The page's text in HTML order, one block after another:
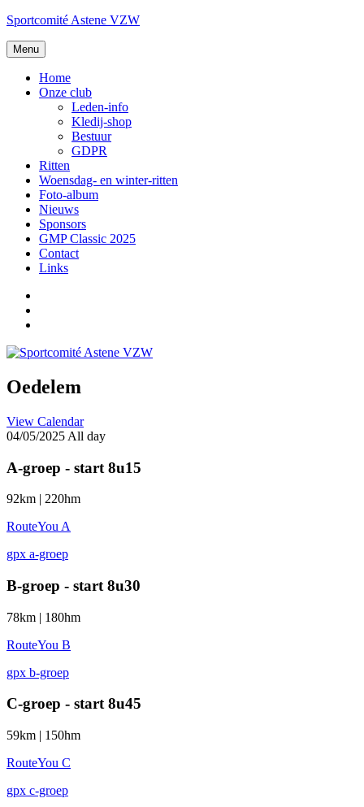
Spring
de
Sportcomité Astene VZW
Menu
Home
Onze club
Leden-info
Kledij-shop
Bestuur
GDPR
Ritten
Woensdag- en winter-ritten
Foto-album
Nieuws
Sponsors
GMP Classic 2025
Contact
Links
Oedelem
View Calendar
04/05/2025 All day
A-groep - start 8u15
92km | 220hm
RouteYou A
gpx a-groep
B-groep - start 8u30
78km | 180hm
RouteYou B
gpx b-groep
C-groep - start 8u45
59km | 150hm
RouteYou C
gpx c-groep